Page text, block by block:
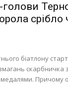
срібло
біатлону
скарбничка
Причому